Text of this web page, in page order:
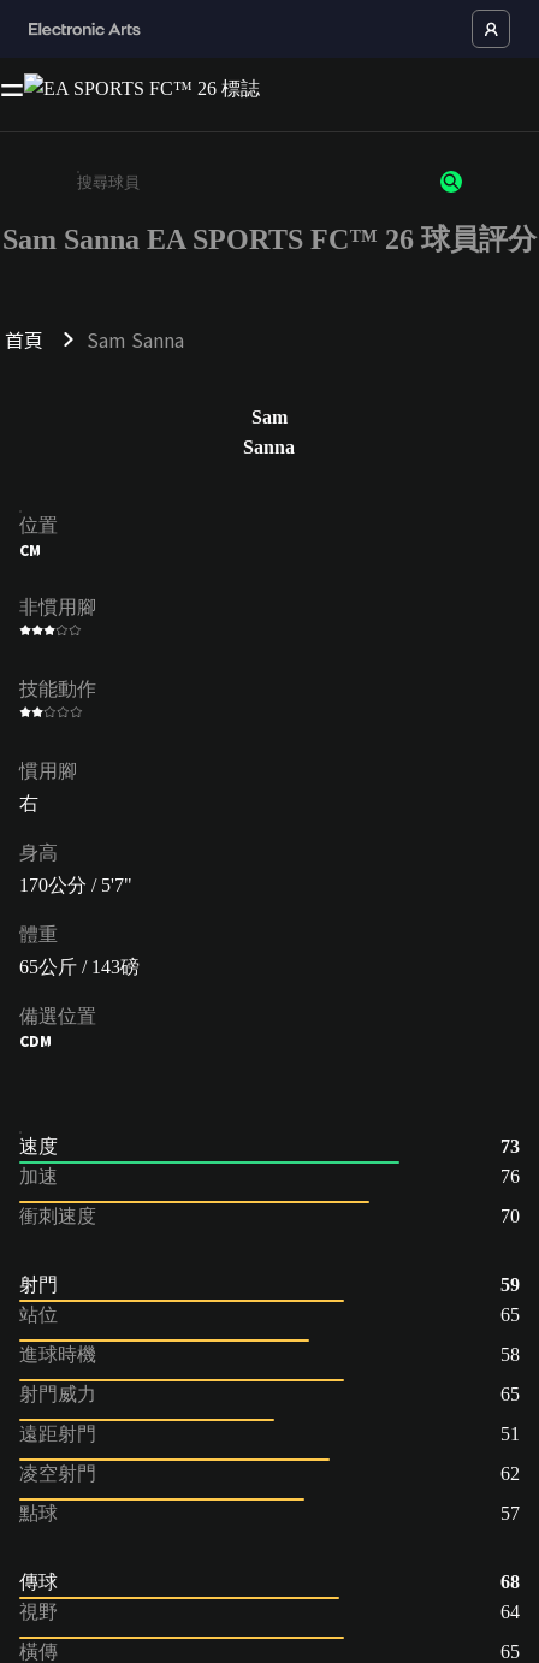
請輸入至少 3 個字元或數字
Sam Sanna EA SPORTS FC™ 26 球員評分
首頁 Sam Sanna
Sam
Sanna
位置
CM
非慣用腳
技能動作
慣用腳
右
身高
170公分 / 5'7"
體重
65公斤 / 143磅
備選位置
CDM
速度
73
加速
76
衝刺速度
70
射門
59
站位
65
進球時機
58
射門威力
65
遠距射門
51
凌空射門
62
點球
57
傳球
68
視野
64
橫傳
65